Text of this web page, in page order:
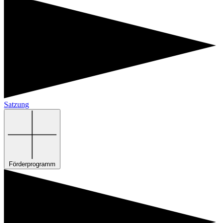
Satzung
Förderprogramm